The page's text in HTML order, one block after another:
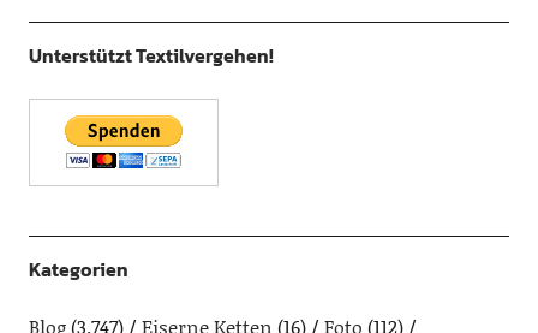
Unterstützt Textilvergehen!
Kategorien
Blog(3.747) Eiserne Ketten (16) Foto (112)